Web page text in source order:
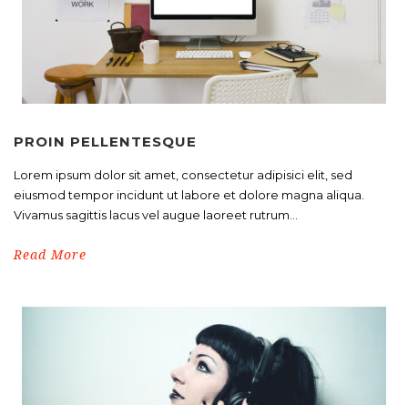
PROIN PELLENTESQUE
Lorem ipsum dolor sit amet, consectetur adipisici elit, sed
eiusmod tempor incidunt ut labore et dolore magna aliqua.
Vivamus sagittis lacus vel augue laoreet rutrum...
Read More